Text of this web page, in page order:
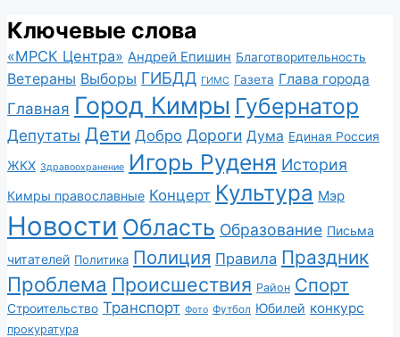
Ключевые слова
«МРСК Центра» Андрей Епишин Благотворительность
Ветераны Выборы ГИБДД ГИМС Газета Глава города
Главная Город Кимры Губернатор
Депутаты Дети Добро Дороги Дума Единая Россия
ЖКХ Здравоохранение Игорь Руденя История
Кимры православные Концерт Культура Мэр
Новости Область Образование Письма
читателей Политика Полиция Правила Праздник
Проблема Происшествия Район Спорт
Строительство Транспорт Фото Футбол Юбилей конкурс
прокуратура